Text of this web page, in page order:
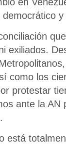
exiliados.
como los
protestar
ante la AN
está